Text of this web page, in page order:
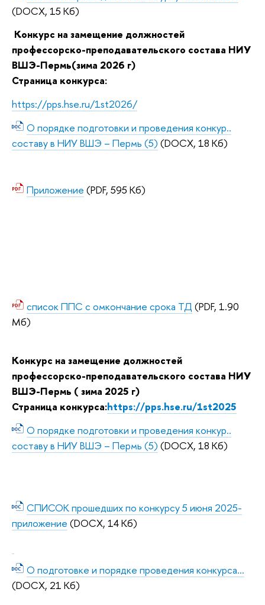
(DOCX, 15 Кб)
Конкурс на замещение должностей
профессорско-преподавательского состава НИУ
ВШЭ-Пермь(зима 2026 г)
Страница конкурса:
https://pps.hse.ru/1st2026/
О порядке подготовки и проведения конкур..
составу в НИУ ВШЭ – Пермь (5) (DOCX, 18 Кб)
Приложение (PDF, 595 Кб)
список ППС с омкончание срока ТД (PDF, 1.90
Мб)
Конкурс на замещение должностей
профессорско-преподавательского состава НИУ
ВШЭ-Пермь ( зима 2025 г)
Страница конкурса:https://pps.hse.ru/1st2025
О порядке подготовки и проведения конкур..
составу в НИУ ВШЭ – Пермь (5) (DOCX, 18 Кб)
СПИСОК прошедших по конкурсу 5 июня 2025-
приложение (DOCX, 14 Кб)
О подготовке и порядке проведения конкурса...
(DOCX, 21 Кб)